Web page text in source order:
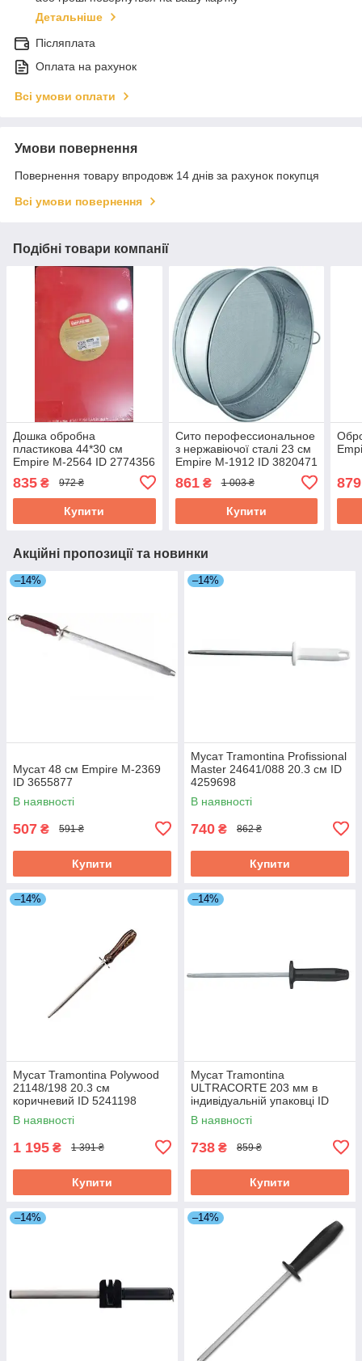
Детальніше
Післяплата
Оплата на рахунок
Всі умови оплати
Умови повернення
Повернення товару впродовж 14 днів за рахунок покупця
Всі умови повернення
Подібні товари компанії
Дошка обробна
пластикова 44*30 см
Empire М-2564 ID 2774356
835 ₴ 972 ₴
Купити
Сито перофессиональное
з нержавіючої сталі 23 см
Empire М-1912 ID 3820471
861₴ 1 003 ₴
Купити
879
Акційні пропозиції та новинки
–14%
Мусат 48 см Empire М-2369
ID 3655877
В наявності
507 ₴ 591 ₴
Купити
–14%
Мусат Tramontina Profissional
Master 24641/088 20.3 см ID
4259698
В наявності
740 ₴ 862 ₴
Купити
–14%
Мусат Tramontina Polywood
21148/198 20.3 см
коричневий ID 5241198
В наявності
1 195 ₴ 1 391 ₴
Купити
–14%
Мусат Tramontina
ULTRACORTE 203 мм в
індивідуальній упаковці ID
2619774
В наявності
738 ₴ 859 ₴
Купити
–14% –14%